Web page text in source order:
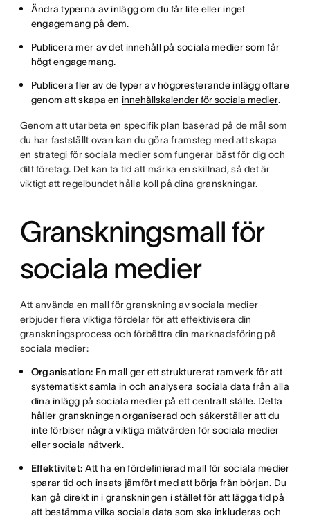
Ändra typerna av inlägg om du får lite eller inget
engagemang på dem.
Publicera mer av det innehåll på sociala medier som får
högt engagemang.
Publicera fler av de typer av högpresterande inlägg oftare
genom att skapa en innehållskalender för sociala medier.
Genom att utarbeta en specifik plan baserad på de mål som
du har fastställt ovan kan du göra framsteg med att skapa
en strategi för sociala medier som fungerar bäst för dig och
ditt företag. Det kan ta tid att märka en skillnad, så det är
viktigt att regelbundet hålla koll på dina granskningar.
Granskningsmall för
sociala medier
Att använda en mall för granskning av sociala medier
erbjuder flera viktiga fördelar för att effektivisera din
granskningsprocess och förbättra din marknadsföring på
sociala medier:
Organisation: En mall ger ett strukturerat ramverk för att
systematiskt samla in och analysera sociala data från alla
dina inlägg på sociala medier på ett centralt ställe. Detta
håller granskningen organiserad och säkerställer att du
inte förbiser några viktiga mätvärden för sociala medier
eller sociala nätverk.
Effektivitet: Att ha en fördefinierad mall för sociala medier
sparar tid och insats jämfört med att börja från början. Du
kan gå direkt in i granskningen i stället för att lägga tid på
att bestämma vilka sociala data som ska inkluderas och